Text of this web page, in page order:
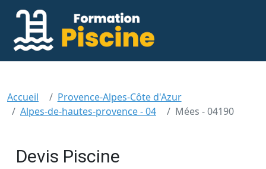
Accueil
Provence-Alpes-Côte d'Azur
Alpes-de-hautes-provence - 04
Mées - 04190
Devis Piscine